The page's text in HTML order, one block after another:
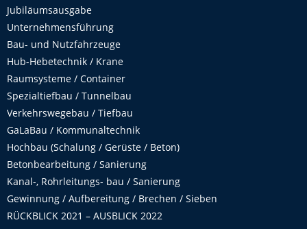
Jubiläumsausgabe
Unternehmensführung
Bau- und Nutzfahrzeuge
Hub-Hebetechnik / Krane
Raumsysteme / Container
Spezialtiefbau / Tunnelbau
Verkehrswegebau / Tiefbau
GaLaBau / Kommunaltechnik
Hochbau (Schalung / Gerüste / Beton)
Betonbearbeitung / Sanierung
Kanal-, Rohrleitungs- bau / Sanierung
Gewinnung / Aufbereitung / Brechen / Sieben
RÜCKBLICK 2021 – AUSBLICK 2022